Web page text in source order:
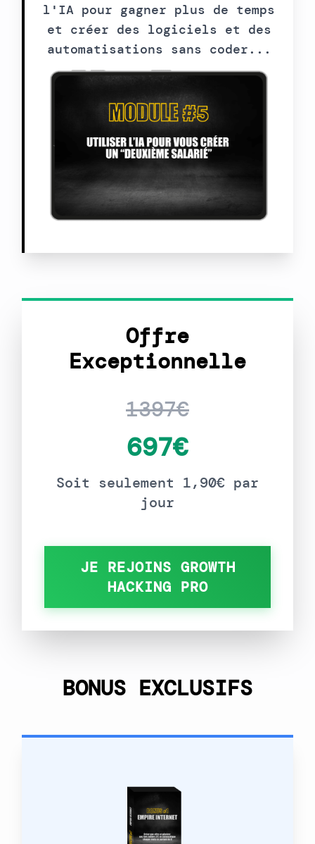
l'IA pour gagner plus de temps
et créer des logiciels et des
automatisations sans coder...
Offre
Exceptionnelle
1397€
697€
Soit seulement 1,90€ par
jour
JE REJOINS GROWTH
HACKING PRO
BONUS EXCLUSIFS